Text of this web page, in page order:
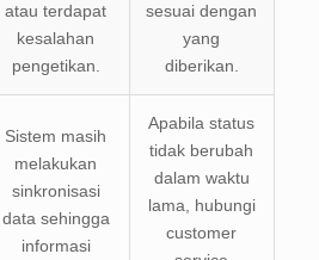
atau terdapat
kesalahan
pengetikan.
sesuai dengan
yang
diberikan.
Sistem masih
melakukan
sinkronisasi
data sehingga
informasi
Apabila status
tidak berubah
dalam waktu
lama, hubungi
customer